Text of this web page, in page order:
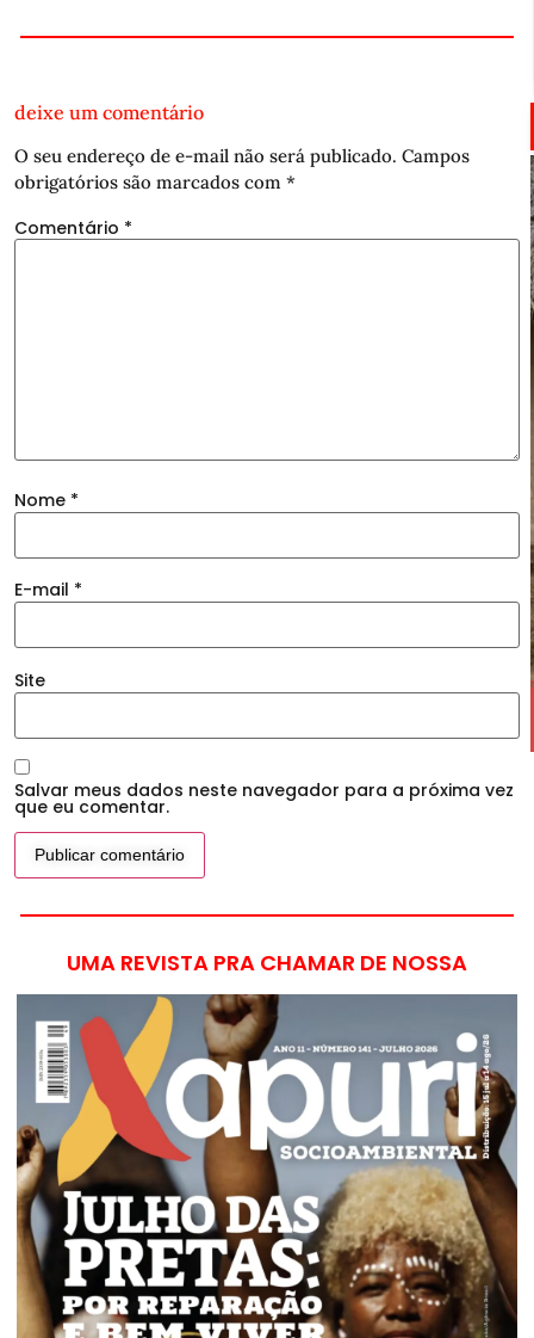
deixe um comentário
O seu endereço de e-mail não será publicado. Campos
obrigatórios são marcados com *
Comentário *
Nome *
E-mail *
Site
Salvar meus dados neste navegador para a próxima vez
que eu comentar.
UMA REVISTA PRA CHAMAR DE NOSSA